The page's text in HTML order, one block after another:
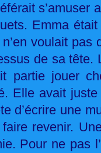
s’amuser
Emma
voulait pas
de sa tête.
partie jouer
Elle avait
d’écrire une
revenir.
Pour ne pas